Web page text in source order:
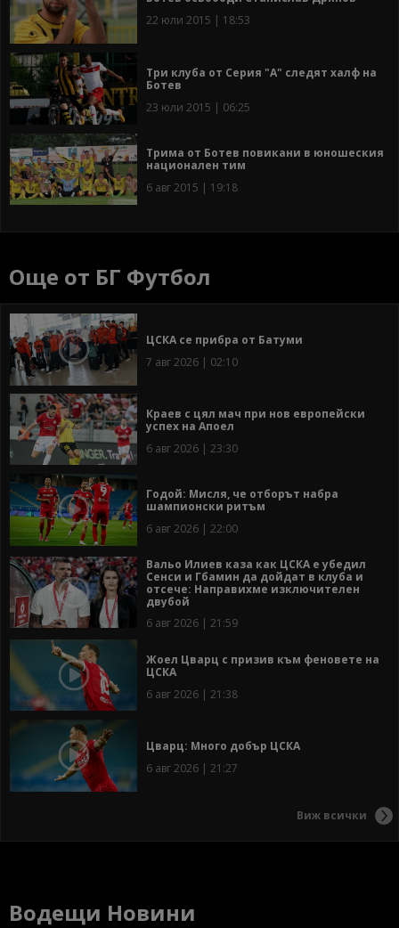
22 юли 2015 | 18:53
Три клуба от Серия "А" следят халф на
Ботев
23 юли 2015 | 06:25
Трима от Ботев повикани в юношеския
национален тим
6 авг 2015 | 19:18
Още от БГ Футбол
ЦСКА се прибра от Батуми
7 авг 2026 | 02:10
Краев с цял мач при нов европейски
успех на Апоел
6 авг 2026 | 23:30
Годой: Мисля, че отборът набра
шампионски ритъм
6 авг 2026 | 22:00
Вальо Илиев каза как ЦСКА е убедил
Сенси и Гбамин да дойдат в клуба и
отсече: Направихме изключителен
двубой
6 авг 2026 | 21:59
Жоел Цварц с призив към феновете на
ЦСКА
6 авг 2026 | 21:38
Цварц: Много добър ЦСКА
6 авг 2026 | 21:27
Виж всички
Водещи Новини